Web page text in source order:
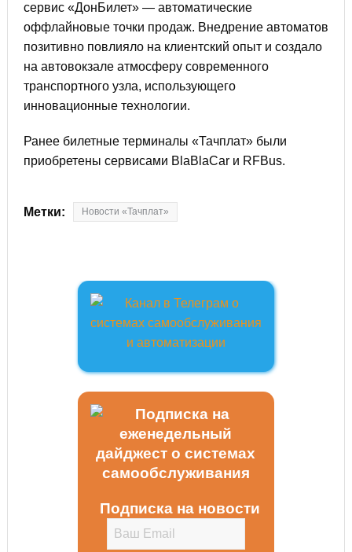
сервис «ДонБилет» — автоматические
оффлайновые точки продаж. Внедрение автоматов
позитивно повлияло на клиентский опыт и создало
на автовокзале атмосферу современного
транспортного узла, использующего
инновационные технологии.
Ранее билетные терминалы «Тачплат» были
приобретены сервисами BlaBlaCar и RFBus.
Метки: Новости «Тачплат»
Подписка на новости